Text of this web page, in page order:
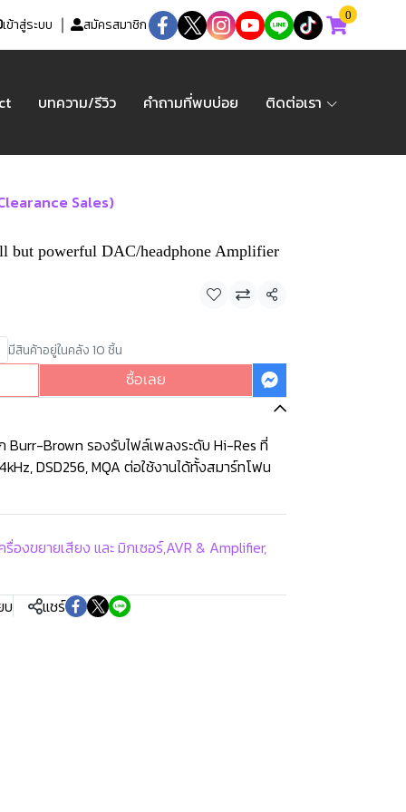
เข้าสู่ระบบ สมัครสมาชิก
0
บทความ/รีวิว คำถามที่พบบ่อย ติดต่อเรา
Sales)
but powerful DAC/headphone Amplifier
แชร์
มีสินค้าอยู่ในคลัง 10 ชิ้น
ซื้อเลย
Burr-Brown รองรับไฟล์เพลงระดับ Hi-Res ที่
DSD256, MQA ต่อใช้งานได้ทั้งสมาร์ทโฟน
รื่องขยายเสียง และ มิกเซอร์,AVR & Amplifier,
บ แชร์